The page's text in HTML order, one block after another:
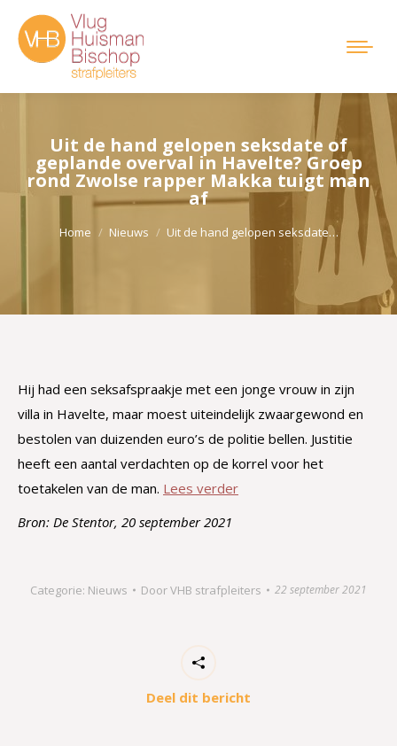
Uit de hand gelopen seksdate of
geplande overval in Havelte? Groep
rond Zwolse rapper Makka tuigt man
af
Home Nieuws Uit de hand gelopen seksdate…
Hij had een seksafspraakje met een jonge vrouw in zijn
villa in Havelte, maar moest uiteindelijk zwaargewond en
bestolen van duizenden euro’s de politie bellen. Justitie
heeft een aantal verdachten op de korrel voor het
toetakelen van de man. Lees verder
Bron: De Stentor, 20 september 2021
Categorie: Nieuws DoorVHB strafpleiters 22 september 2021
Deel dit bericht